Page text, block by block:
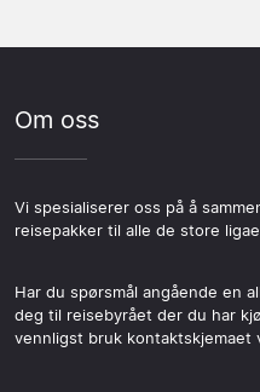
Om oss
Vi spesialiserer oss på å
reisepakker til alle de store
Har du spørsmål angående en
deg til reisebyrået der du har
vennligst bruk kontaktskjemaet